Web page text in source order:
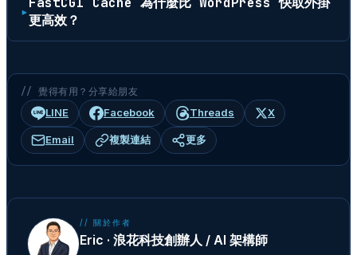
更高效？
// 覺得有用？分享給朋友
LINE Facebook Threads X
Email 複製連結 更多
// 關於作者
Eric · 浪花科技創辦人 / AI 架構師